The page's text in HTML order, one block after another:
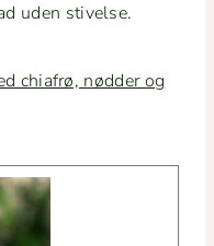
uden stivelse.
chi­afrø, nød­der og